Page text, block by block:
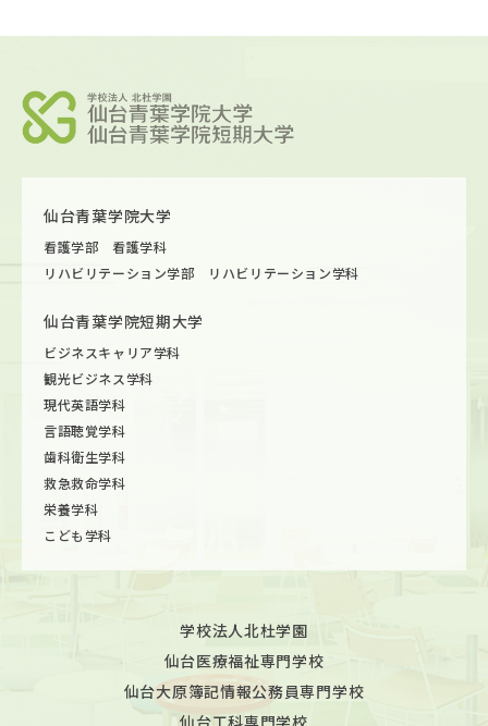
仙台青葉学院大学
看護学部 看護学科
リハビリテーション学部 リハビリテーション学科
仙台青葉学院短期大学
ビジネスキャリア学科
観光ビジネス学科
現代英語学科
言語聴覚学科
歯科衛生学科
救急救命学科
栄養学科
こども学科
学校法人北杜学園
仙台医療福祉専門学校
仙台大原簿記情報公務員専門学校